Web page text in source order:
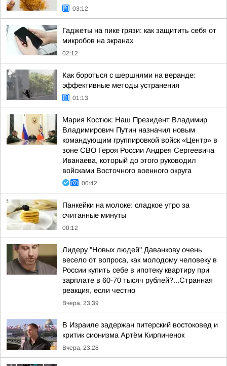
03:12
Гаджеты на пике грязи: как защитить себя от
микробов на экранах
02:12
Как бороться с шершнями на веранде:
эффективные методы устранения
01:13
Мария Костюк: Наш Президент Владимир
Владимирович Путин назначил новым
командующим группировкой войск «Центр» в
зоне СВО Героя России Андрея Сергеевича
Иванаева, который до этого руководил
войсками Восточного военного округа
00:42
Панкейки на молоке: сладкое утро за
считанные минуты
00:12
Лидеру "Новых людей" Даванкову очень
весело от вопроса, как молодому человеку в
России купить себе в ипотеку квартиру при
зарплате в 60-70 тысяч рублей?...Странная
реакция, если честно
Вчера, 23:39
В Израиле задержан питерский востоковед и
критик сионизма Артём Кирпиченок
Вчера, 23:28